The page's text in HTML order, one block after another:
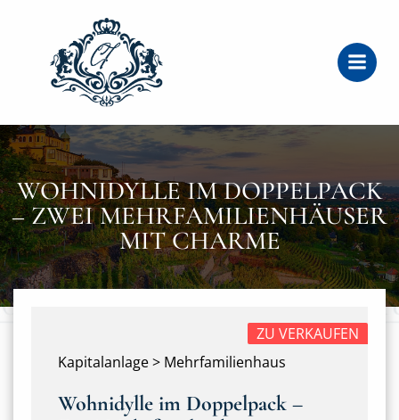
WOHNIDYLLE IM DOPPELPACK
– ZWEI MEHRFAMILIENHÄUSER
MIT CHARME
Kapitalanlage > Mehrfamilienhaus
ZU VERKAUFEN
Wohnidylle im Doppelpack –